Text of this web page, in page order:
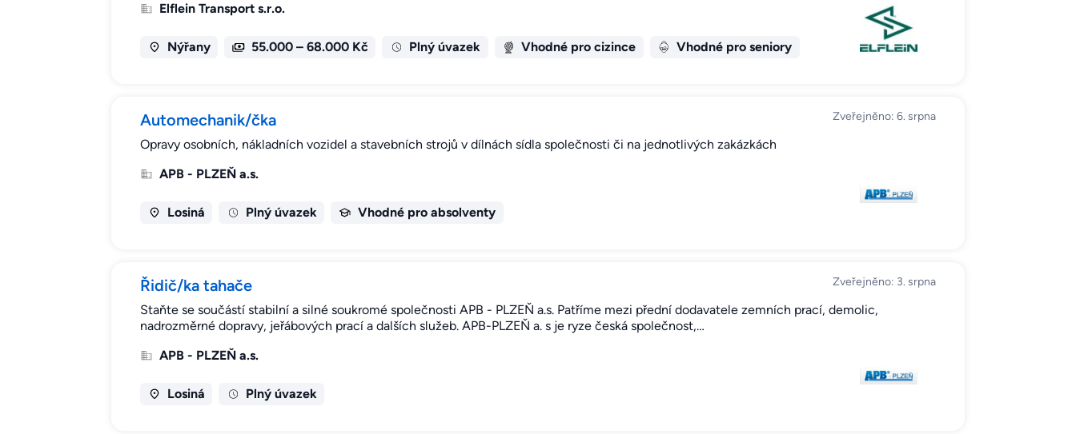
Elflein Transport s.r.o.
Nýřany 55.000 – 68.000 Kč Plný úvazek Vhodné pro cizince Vhodné pro seniory
Automechanik/čka Zveřejněno: 6. srpna
Opravy osobních, nákladních vozidel a stavebních strojů v dílnách sídla společnosti či na jednotlivých zakázkách
APB - PLZEŇ a.s.
Losiná Plný úvazek Vhodné pro absolventy
Řidič/ka tahače Zveřejněno: 3. srpna
Staňte se součástí stabilní a silné soukromé společnosti APB - PLZEŇ a.s. Patříme mezi přední dodavatele zemních prací, demolic,
nadrozměrné dopravy, jeřábových prací a dalších služeb. APB-PLZEŇ a. s je ryze česká společnost,…
APB - PLZEŇ a.s.
Losiná Plný úvazek